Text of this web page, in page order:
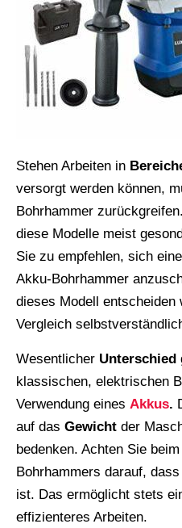
Stehen Arbeiten in
versorgt werden können,
Bohrhammer
diese Modelle meist
Sie zu empfehlen, sich
Akku-Bohrhammer
dieses Modell entscheiden
Vergleich
Wesentlicher Unterschied
klassischen, elektrischen
Verwendung eines Akkus.
auf das Gewicht der
bedenken. Achten Sie
Bohrhammers darauf,
ist. Das ermöglicht stets
effizienteres Arbeiten.